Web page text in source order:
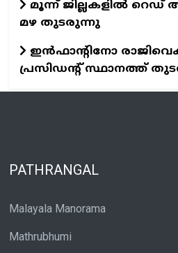
മൂന്ന് ജില്ലകളിൽ റെഡ്
മഴ തുടരുന്നു
ഇന്‍ഫാന്റിനോ
പ്രസിഡന്റ് സ്ഥാനത്ത്
PATHRANGAL
Malayala Manorama
Mathrubhumi